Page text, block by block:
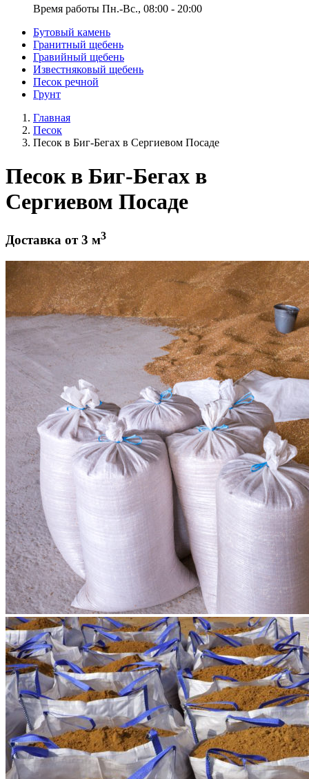
Время работы Пн.-Вс., 08:00 - 20:00
Бутовый камень
Гранитный щебень
Гравийный щебень
Известняковый щебень
Песок речной
Грунт
Главная
Песок
Песок в Биг-Бегах в Сергиевом Посаде
Песок в Биг-Бегах в
Сергиевом Посаде
Доставка от 3 м3